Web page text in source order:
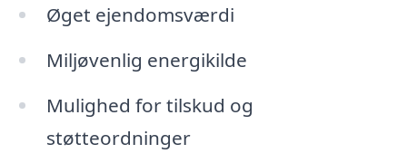
Øget ejendomsværdi
Miljøvenlig energikilde
Mulighed for tilskud og
støtteordninger